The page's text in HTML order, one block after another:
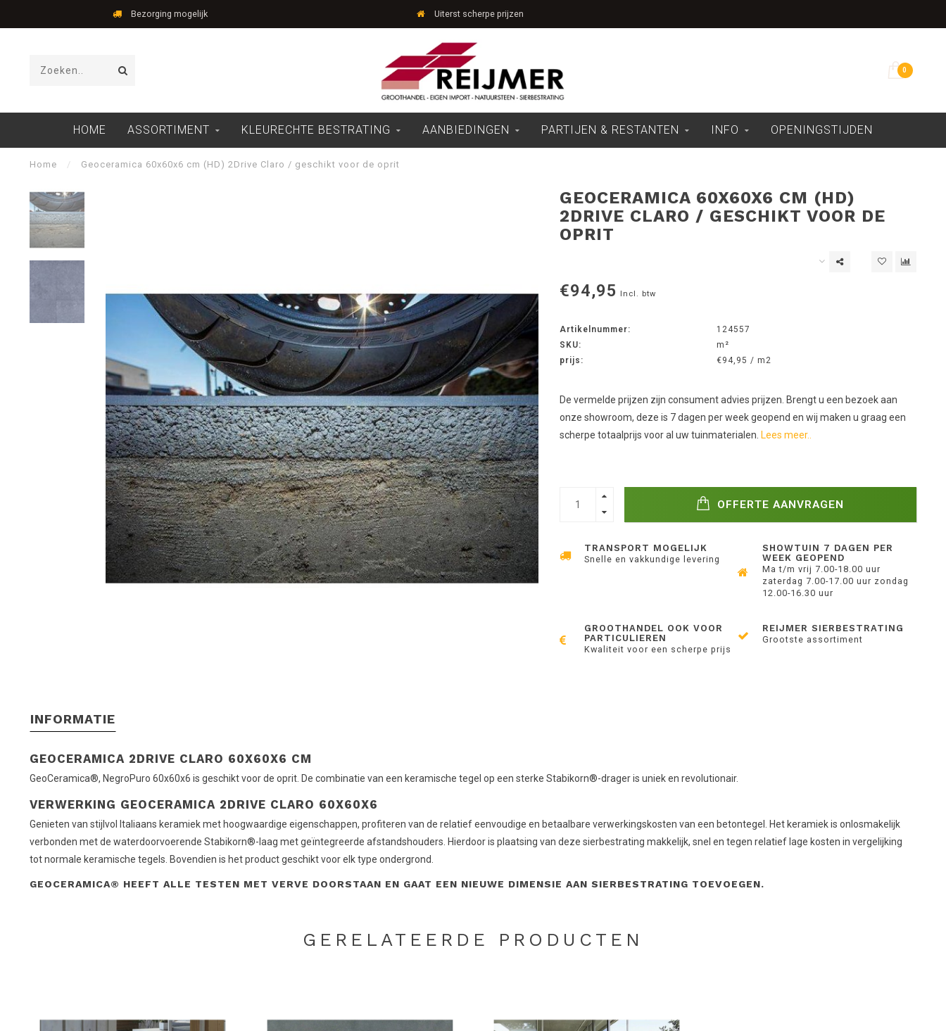
Bezorging mogelijk Uiterst scherpe prijzen
0
HOME ASSORTIMENT KLEURECHTE BESTRATING AANBIEDINGEN PARTIJEN & RESTANTEN INFO OPENINGSTIJDEN
Home / Geoceramica 60x60x6 cm (HD) 2Drive Claro / geschikt voor de oprit
GEOCERAMICA 60X60X6 CM (HD)
2DRIVE CLARO / GESCHIKT VOOR DE
OPRIT
€94,95 Incl. btw
Artikelnummer:
124557
SKU:
m²
prijs:
€94,95 / m2
De vermelde prijzen zijn consument advies prijzen. Brengt u een bezoek aan
onze showroom, deze is 7 dagen per week geopend en wij maken u graag een
scherpe totaalprijs voor al uw tuinmaterialen. Lees meer..
OFFERTE AANVRAGEN
TRANSPORT MOGELIJK
Snelle en vakkundige levering
SHOWTUIN 7 DAGEN PER
WEEK GEOPEND
Ma t/m vrij 7.00-18.00 uur
zaterdag 7.00-17.00 uur zondag
12.00-16.30 uur
GROOTHANDEL OOK VOOR
PARTICULIEREN
Kwaliteit voor een scherpe prijs
REIJMER SIERBESTRATING
Grootste assortiment
INFORMATIE
GEOCERAMICA 2DRIVE CLARO 60X60X6 CM
GeoCeramica®, NegroPuro 60x60x6 is geschikt voor de oprit. De combinatie van een keramische tegel op een sterke Stabikorn®-drager is uniek en revolutionair.
VERWERKING GEOCERAMICA 2DRIVE CLARO 60X60X6
Genieten van stijlvol Italiaans keramiek met hoogwaardige eigenschappen, profiteren van de relatief eenvoudige en betaalbare verwerkingskosten van een betontegel. Het keramiek is onlosmakelijk
verbonden met de waterdoorvoerende Stabikorn®-laag met geïntegreerde afstandshouders. Hierdoor is plaatsing van deze sierbestrating makkelijk, snel en tegen relatief lage kosten in vergelijking
tot normale keramische tegels. Bovendien is het product geschikt voor elk type ondergrond.
GEOCERAMICA® HEEFT ALLE TESTEN MET VERVE DOORSTAAN EN GAAT EEN NIEUWE DIMENSIE AAN SIERBESTRATING TOEVOEGEN.
GERELATEERDE PRODUCTEN